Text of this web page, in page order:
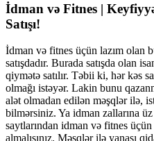
İdman və Fitnes |
Satışı!
İdman və fitnes üçün lazım olan
satışdadır. Burada satışda olan
qiymətə satılır. Təbii ki, hər kəs
olmağı istəyər. Lakin bunu
alət olmadan edilən məşqlər ilə,
bilmərsiniz. Ya idman zallarına üz
saytlarından idman və fitnes
almalısınız. Məşqlər ilə yanaşı